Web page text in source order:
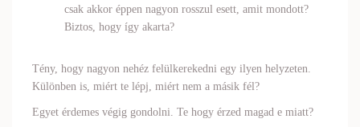
csak akkor éppen nagyon rosszul esett, amit mondott?
Biztos, hogy így akarta?
Tény, hogy nagyon nehéz felülkerekedni egy ilyen helyzeten.
Különben is, miért te lépj, miért nem a másik fél?
Egyet érdemes végig gondolni. Te hogy érzed magad e miatt?